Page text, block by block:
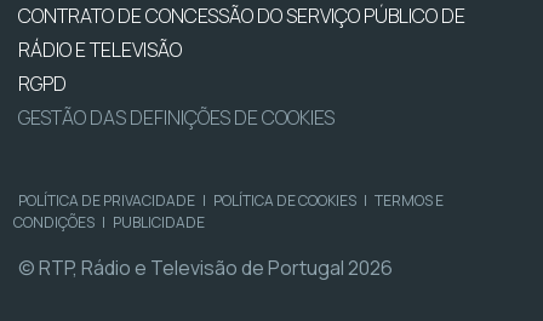
CONTRATO DE CONCESSÃO DO SERVIÇO PÚBLICO DE
RÁDIO E TELEVISÃO
RGPD
GESTÃO DAS DEFINIÇÕES DE COOKIES
POLÍTICA DE PRIVACIDADE | POLÍTICA DE COOKIES | TERMOS E
CONDIÇÕES | PUBLICIDADE
© RTP, Rádio e Televisão de Portugal 2026